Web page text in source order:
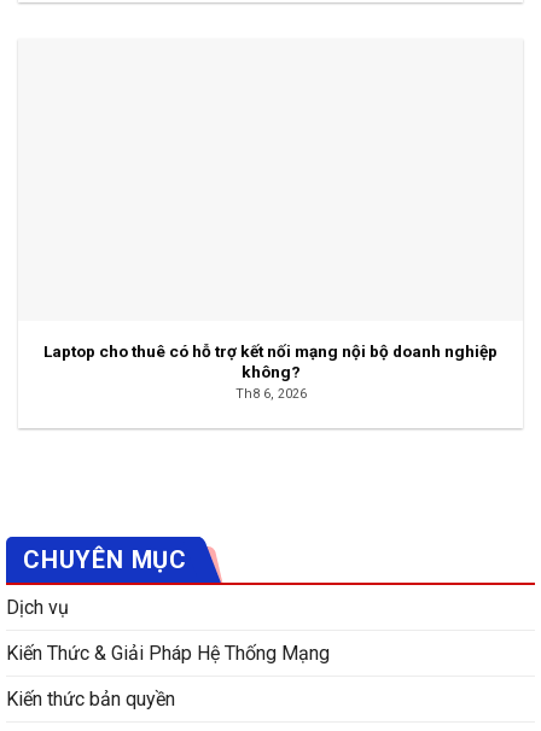
Laptop cho thuê có hỗ trợ kết nối mạng nội bộ doanh nghiệp
không?
Th8 6, 2026
CHUYÊN MỤC
Dịch vụ
Kiến Thức & Giải Pháp Hệ Thống Mạng
Kiến thức bản quyền